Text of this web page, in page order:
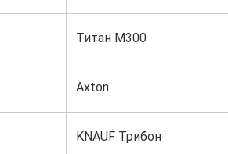
Титан М300
Axton
KNAUF Трибон